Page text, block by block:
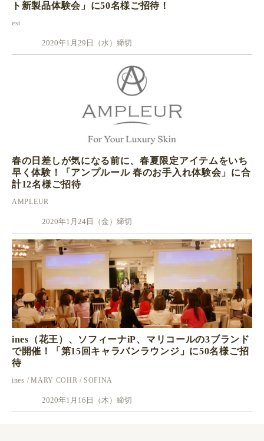
ト新製品体験会」に50名様ご招待！
est
2020年1月29日（水）締切
春の日差しが気になる前に、春夏限定アイテムをいち
早く体験！「アンプルール 春のお手入れ体験会」に合
計12名様ご招待
AMPLEUR
2020年1月24日（金）締切
ines（花王）、ソフィーナiP、マリコールの3ブランド
で開催！「第15回キャラバンラウンジ」に50名様ご招
待
ines MARY COHR SOFINA
2020年1月16日（木）締切